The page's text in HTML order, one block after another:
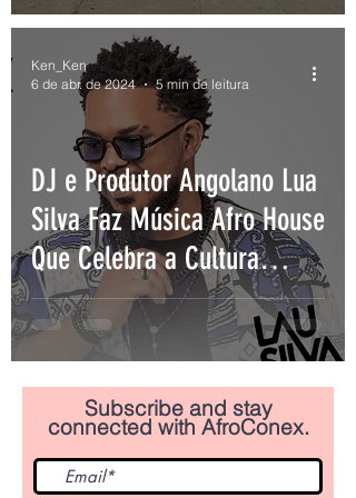
DJ e Produtor Angolano Lua
Silva Faz Música Afro House
Que Celebra a Cultura
Angolana.
Ken_Ken
6 de abr. de 2024
5 min de leitura
Subscribe and stay
connected with AfroConex.